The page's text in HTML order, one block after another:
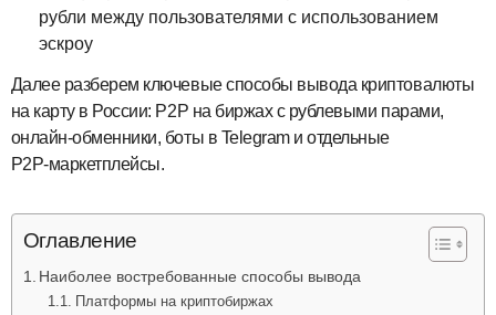
рубли между пользователями с использованием
эскроу
Далее разберем ключевые способы вывода криптовалюты
на карту в России: P2P на биржах с рублевыми парами,
онлайн‑обменники, боты в Telegram и отдельные
P2P‑маркетплейсы.
Оглавление
Наиболее востребованные способы вывода
Платформы на криптобиржах